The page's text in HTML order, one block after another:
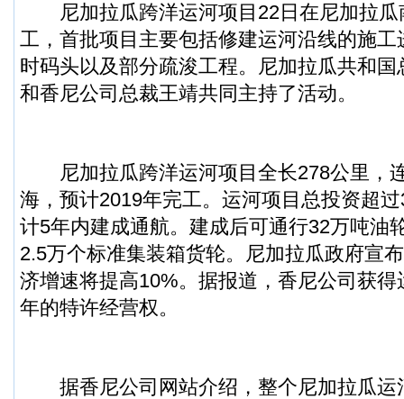
尼加拉瓜跨洋运河项目22日在尼加拉瓜
工，首批项目主要包括修建运河沿线的施
时码头以及部分疏浚工程。尼加拉瓜共和国
和香尼公司总裁王靖共同主持了活动。
尼加拉瓜跨洋运河项目全长278公里，
海，预计2019年完工。运河项目总投资超
计5年内建成通航。建成后可通行32万吨油
2.5万个标准集装箱货轮。尼加拉瓜政府宣
济增速将提高10%。据报道，香尼公司获
年的特许经营权。
据香尼公司网站介绍，整个尼加拉瓜运